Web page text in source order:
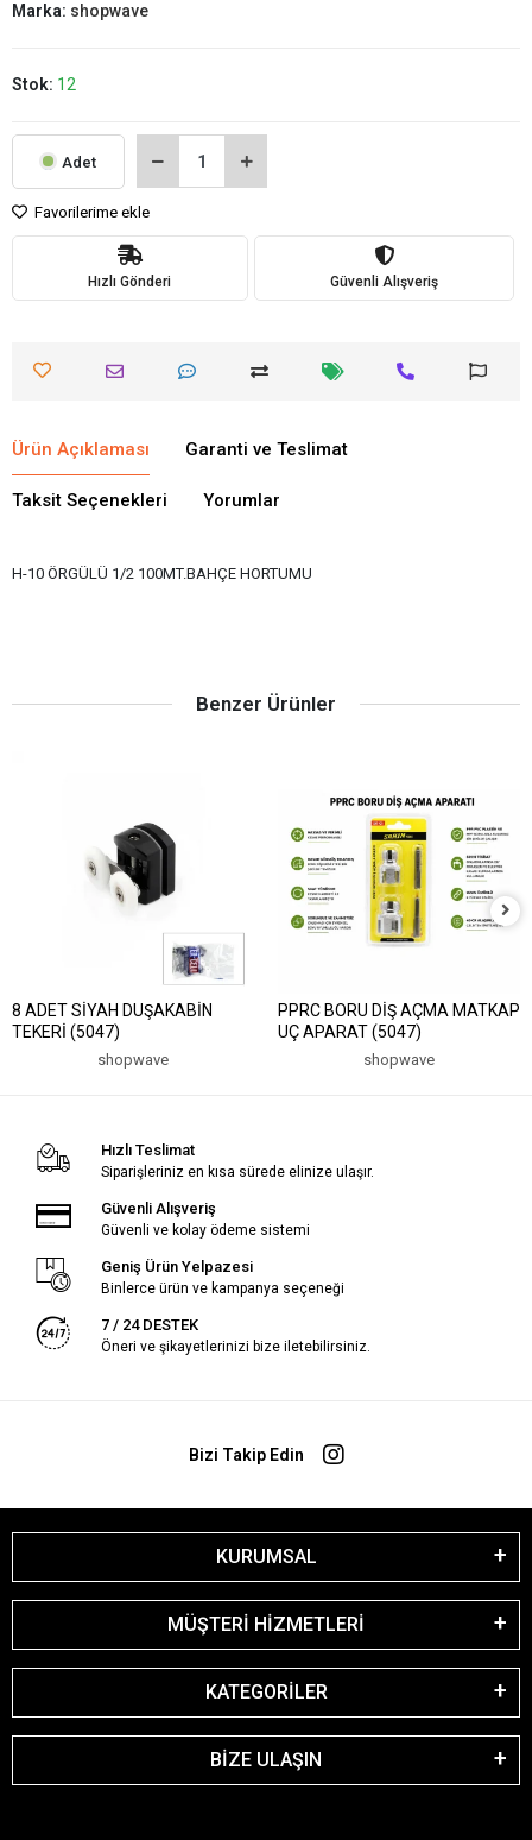
Marka: shopwave
Stok: 12
Adet
Favorilerime ekle
Hızlı Gönderi Güvenli Alışveriş
Ürün Açıklaması Garanti ve Teslimat
Taksit Seçenekleri Yorumlar
H-10 ÖRGÜLÜ 1/2 100MT.BAHÇE HORTUMU
Benzer Ürünler
8 ADET SİYAH DUŞAKABİN
TEKERİ (5047)
shopwave
PPRC BORU DİŞ AÇMA MATKAP
UÇ APARAT (5047)
shopwave
Hızlı Teslimat
Siparişleriniz en kısa sürede elinize ulaşır.
Güvenli Alışveriş
Güvenli ve kolay ödeme sistemi
Geniş Ürün Yelpazesi
Binlerce ürün ve kampanya seçeneği
7 / 24 DESTEK
Öneri ve şikayetlerinizi bize iletebilirsiniz.
Bizi Takip Edin
KURUMSAL
MÜŞTERİ HİZMETLERİ
KATEGORİLER
BİZE ULAŞIN